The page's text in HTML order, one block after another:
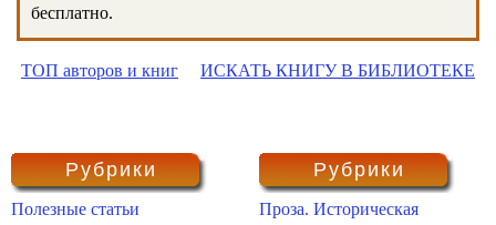
бесплатно.
ТОП авторов и книг ИСКАТЬ КНИГУ В БИБЛИОТЕКЕ
Рубрики
Полезные статьи
Рубрики
Проза. Историческая